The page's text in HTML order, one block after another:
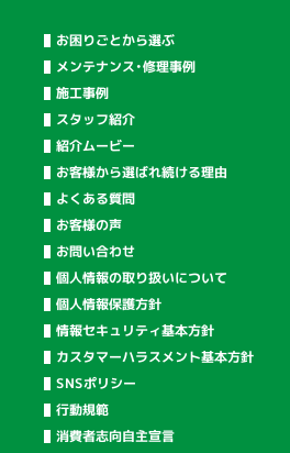
お困りごとから選ぶ
メンテナンス・修理事例
施工事例
スタッフ紹介
紹介ムービー
お客様から選ばれ続ける理由
よくある質問
お客様の声
お問い合わせ
個人情報の取り扱いについて
個人情報保護方針
情報セキュリティ基本方針
カスタマーハラスメント基本方針
SNSポリシー
行動規範
消費者志向自主宣言